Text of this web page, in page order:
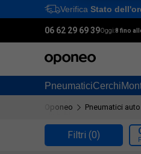
Verifica Stato
06 62 29 69 39Oggi:8 fino
PneumaticiCerchi
Oponeo Pneumatici auto
Filtri (0)